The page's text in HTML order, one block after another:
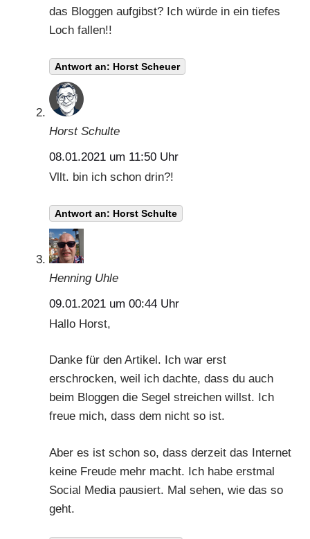
das Bloggen aufgibst? Ich würde in ein tiefes
Loch fallen!!
Antwort an: Horst Scheuer
Horst Schulte
08.01.2021 um 11:50 Uhr
Vllt. bin ich schon drin?!
Antwort an: Horst Schulte
Henning Uhle
09.01.2021 um 00:44 Uhr
Hallo Horst,
Danke für den Artikel. Ich war erst
erschrocken, weil ich dachte, dass du auch
beim Bloggen die Segel streichen willst. Ich
freue mich, dass dem nicht so ist.
Aber es ist schon so, dass derzeit das Internet
keine Freude mehr macht. Ich habe erstmal
Social Media pausiert. Mal sehen, wie das so
geht.